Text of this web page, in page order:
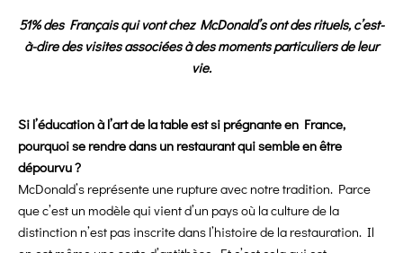
51% des Français qui vont chez McDonald’s ont des rituels, c’est-
à-dire des visites associées à des moments particuliers de leur
vie.
Si l’éducation à l’art de la table est si prégnante en France,
pourquoi se rendre dans un restaurant qui semble en être
dépourvu ?
McDonald’s représente une rupture avec notre tradition. Parce
que c’est un modèle qui vient d’un pays où la culture de la
distinction n’est pas inscrite dans l’histoire de la restauration. Il